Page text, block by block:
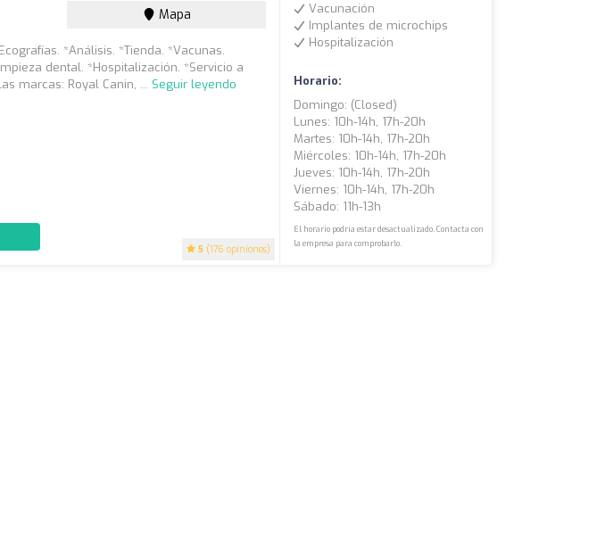
5 (176 opiniones)
Mapa
*Análisis. *Tienda. *Vacunas.
dental. *Hospitalización. *Servicio a
marcas: Royal Canin, ... Seguir leyendo
Vacunación
Implantes de microchips
Hospitalización
Horario:
Domingo: (closed)
Lunes: 10h-14h, 17h-20h
Martes: 10h-14h, 17h-20h
Miércoles: 10h-14h, 17h-20h
Jueves: 10h-14h, 17h-20h
Viernes: 10h-14h, 17h-20h
Sábado: 11h-13h
El horario podría estar desactualizado. Contacta con
la empresa para comprobarlo.